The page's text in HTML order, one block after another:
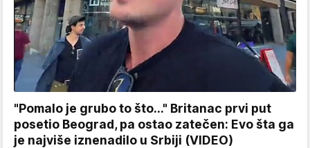
"Pomalo je grubo to što..." Britanac prvi put
posetio Beograd, pa ostao zatečen: Evo šta ga
je najviše iznenadilo u Srbiji (VIDEO)